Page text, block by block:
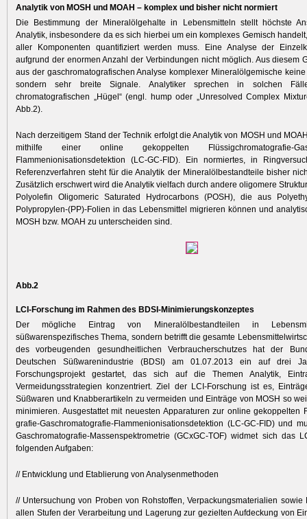
Analytik von MOSH und MOAH – ­komplex und bisher nicht normiert
Die Bestimmung der Mineralölgehalte in Lebensmitteln stellt höchste
Analytik, insbesondere da es sich hierbei um ein komplexes Gemisch
­aller Komponenten quantifiziert werden muss. Eine Analyse der
aufgrund der enormen Anzahl der Verbindungen nicht möglich. Aus diesem
aus der gaschromatografischen Analyse komplexer Mineralölgemische
sondern sehr breite Signale. Analytiker sprechen in solchen
chromatografischen „Hügel“ (engl. hump oder „Unresolved Complex
Abb.2).
Nach derzeitigem Stand der Technik erfolgt die Analytik von MOSH und
mithilfe einer online gekoppelten Flüssigchromatogra­fie-
Flammenionisationsdetektion (LC-GC-FID). Ein normiertes, in
Referenzverfahren steht für die Analytik der Mineralölbestandteile bisher
Zusätzlich erschwert wird die Analytik vielfach durch andere oligomere
Polyolefin Oligomeric Saturated Hydrocarbons (POSH), die aus
Polypropylen-(PP)-Folien in das Lebensmittel migrieren können und
MOSH bzw. MOAH zu unterscheiden sind.
Abb.2
LCI-Forschung im Rahmen des BDSI-Minimierungskonzeptes
Der mögliche Eintrag von Mineralölbestandteilen in
süßwarenspezifisches Thema, sondern betrifft die gesamte
des vorbeugenden gesundheitlichen Verbraucherschutzes hat der
Deutschen Süßwarenindustrie (BDSI) am 01.07.2013 ein auf drei
Forschungsprojekt gestartet, das sich auf die Themen Analytik,
Vermeidungsstrategien konzentriert. Ziel der LCI-­­For­schung ist es,
Süßwaren und Knabberartikeln zu vermeiden und Einträge von MOSH so
minimieren. Ausgestattet mit neuesten Apparaturen zur online gekoppelten
grafie-Gaschromatografie-Flammenionisationsdetektion (LC-GC-FID) und
Gaschromatografie-Massenspektrometrie (GCxGC-TOF) widmet sich das
folgenden Aufgaben:
// Entwicklung und Etablierung von Analysenmethoden
// Untersuchung von Proben von Rohstoffen, Verpackungsmaterialien sowie
allen Stufen der Verarbeitung und Lagerung zur gezielten Aufdeckung von